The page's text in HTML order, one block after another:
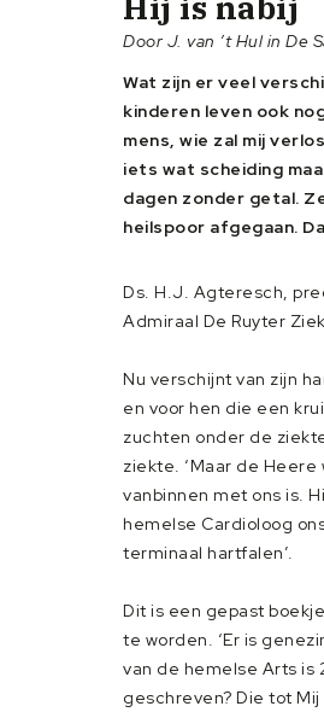
Door J. van ’t Hul in De
Wat zijn er veel
kinderen leven ook
mens, wie zal mij
iets wat scheiding
dagen zonder getal.
heilspoor afgegaan.
Ds. H.J. Agteresch,
Admiraal De Ruyter
Nu verschijnt van zijn
en voor hen die een
zuchten onder de
ziekte. ‘Maar de
vanbinnen met ons is.
hemelse Cardioloog
terminaal hartfalen’.
Dit is een gepast
te worden. ‘Er is
van de hemelse Arts is
geschreven? Die tot